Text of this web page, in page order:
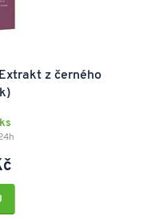
z černého